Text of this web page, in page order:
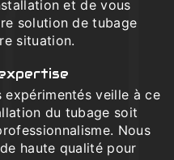
et de vous
solution de tubage
situation.
veille à ce
du tubage soit
Nous
haute qualité pour